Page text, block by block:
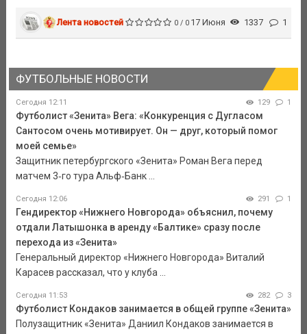
Лента новостей 0 / 0 17 Июня 1337 1
ФУТБОЛЬНЫЕ НОВОСТИ
Сегодня 12:11 129 1
Футболист «Зенита» Вега: «Конкуренция с Дугласом
Сантосом очень мотивирует. Он — друг, который помог
моей семье»
Защитник петербургского «Зенита» Роман Вега перед
матчем 3‑го тура Альф‑Банк ...
Сегодня 12:06 291 1
Гендиректор «Нижнего Новгорода» объяснил, почему
отдали Латышонка в аренду «Балтике» сразу после
перехода из «Зенита»
Генеральный директор «Нижнего Новгорода» Виталий
Карасев рассказал, что у клуба ...
Сегодня 11:53 282 3
Футболист Кондаков занимается в общей группе «Зенита»
Полузащитник «Зенита» Даниил Кондаков занимается в